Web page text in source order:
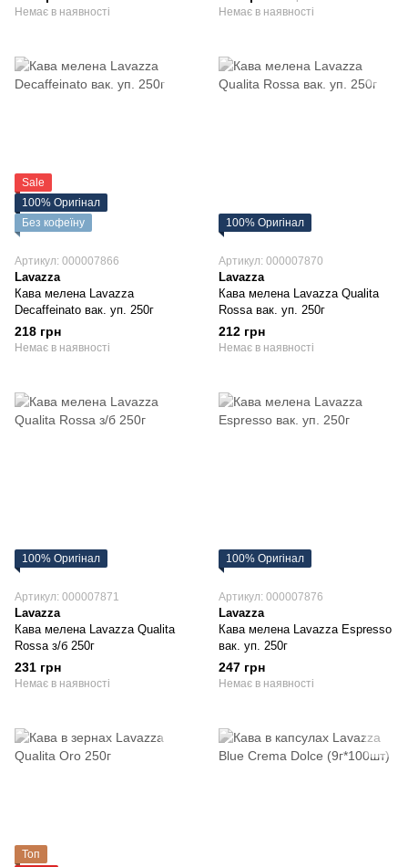
Немає в наявності
Немає в наявності
Sale
100% Оригінал
Без кофеїну
Артикул: 000007866
Lavazza
Кава мелена Lavazza
Decaffeinato вак. уп. 250г
218 грн
Немає в наявності
100% Оригінал
Артикул: 000007870
Lavazza
Кава мелена Lavazza Qualita
Rossa вак. уп. 250г
212 грн
Немає в наявності
100% Оригінал
Артикул: 000007871
Lavazza
Кава мелена Lavazza Qualita
Rossa з/б 250г
231 грн
Немає в наявності
100% Оригінал
Артикул: 000007876
Lavazza
Кава мелена Lavazza Espresso
вак. уп. 250г
247 грн
Немає в наявності
Топ